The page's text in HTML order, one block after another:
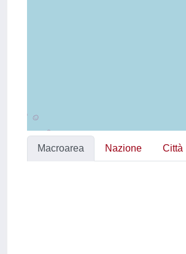
Macroarea Nazione Città